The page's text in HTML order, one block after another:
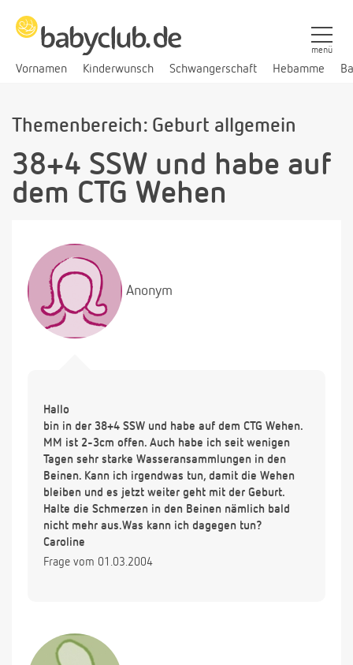
Vornamen Kinderwunsch Schwangerschaft Hebamme
menü
Themenbereich: Geburt allgemein
38+4 SSW und habe auf
dem CTG Wehen
Anonym
Hallo
bin in der 38+4 SSW und habe auf dem CTG Wehen.
MM ist 2-3cm offen. Auch habe ich seit wenigen
Tagen sehr starke Wasseransammlungen in den
Beinen. Kann ich irgendwas tun, damit die Wehen
bleiben und es jetzt weiter geht mit der Geburt.
Halte die Schmerzen in den Beinen nämlich bald
nicht mehr aus.Was kann ich dagegen tun?
Caroline
Frage vom 01.03.2004